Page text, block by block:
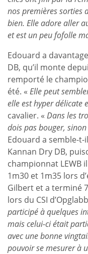
nos premières sorties
bien. Elle adore aller
et est un peu fofolle
Edouard a
DB, qu’il monte
remporté le
été. « Elle peut
elle est hyper délicate
cavalier. « Dans les
dois pas bouger,
Edouard a semble-
Kannan Dry DB,
championnat LEWB
1m30 et 1m35 lors
Gilbert et a terminé 7
lors du CSI
participé à quelques
mais celui-ci était
avec une bonne
pouvoir se mesurer à